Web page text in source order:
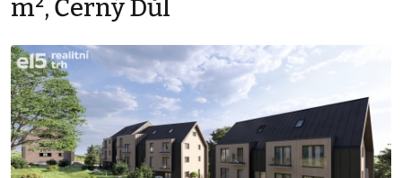
m², Černý Důl